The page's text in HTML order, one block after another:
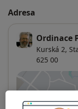
Adresa
Ordinace
Kurská 2,
625 00